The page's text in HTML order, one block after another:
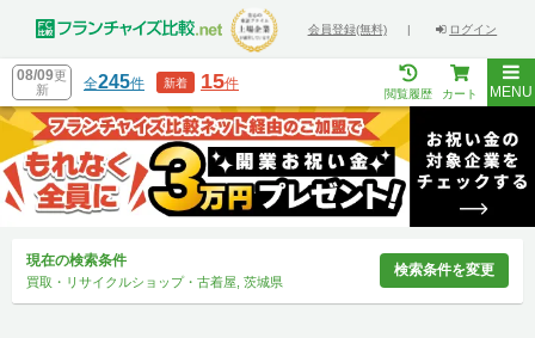
会員登録(無料) | ログイン
08/09更
新
全245件 新着 15件
閲覧履歴 カート MENU
現在の検索条件
買取・リサイクルショップ・古着屋, 茨城県
検索条件を変更